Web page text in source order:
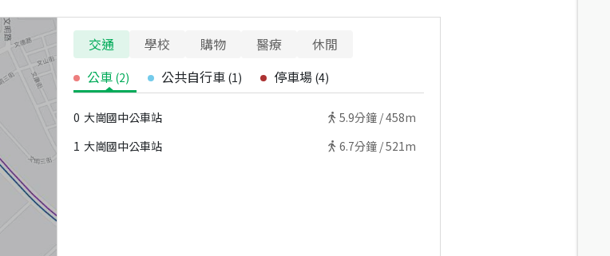
交通 學校 購物 醫療
休閒
公車 (2) 公共自行車 (1) 停車場 (4)
0 大崗國中公車站 5.9分鐘 /458m
1 大崗國中公車站 6.7分鐘 /521m